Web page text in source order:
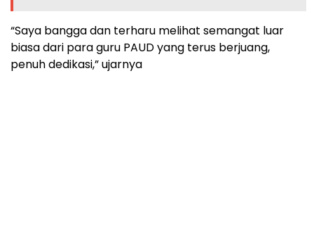
“Saya bangga dan terharu melihat semangat luar
biasa dari para guru PAUD yang terus berjuang,
penuh dedikasi,” ujarnya